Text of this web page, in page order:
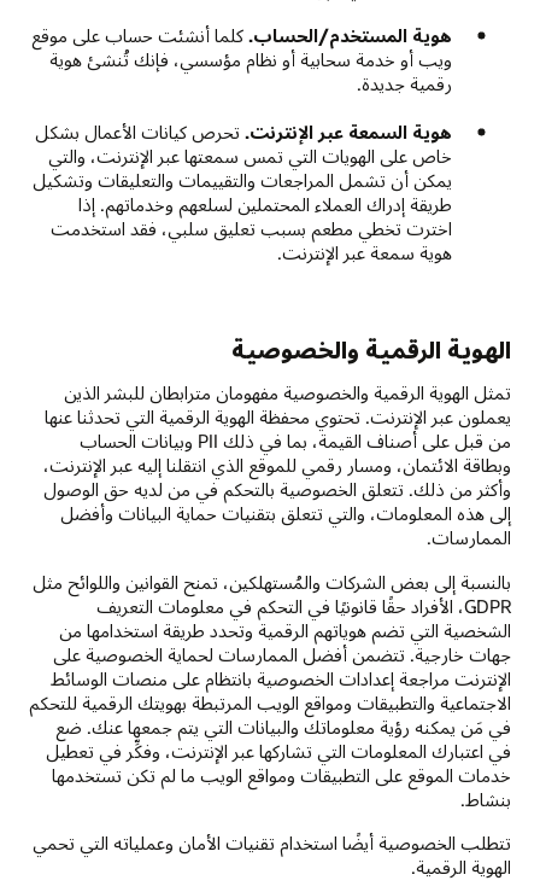
هوية المستخدم/الحساب. كلما أنشئت حساب على موقع
ويب أو خدمة سحابية أو نظام مؤسسي، فإنك تُنشئ هوية
رقمية جديدة.
هوية السمعة عبر الإنترنت. تحرص كيانات الأعمال بشكل
خاص على الهويات التي تمس سمعتها عبر الإنترنت، والتي
يمكن أن تشمل المراجعات والتقييمات والتعليقات وتشكيل
طريقة إدراك العملاء المحتملين لسلعهم وخدماتهم. إذا
اخترت تخطي مطعم بسبب تعليق سلبي، فقد استخدمت
هوية سمعة عبر الإنترنت.
الهوية الرقمية والخصوصية
تمثل الهوية الرقمية والخصوصية مفهومان مترابطان للبشر الذين
يعملون عبر الإنترنت. تحتوي محفظة الهوية الرقمية التي تحدثنا عنها
من قبل على أصناف القيمة، بما في ذلك PII وبيانات الحساب
وبطاقة الائتمان، ومسار رقمي للموقع الذي انتقلنا إليه عبر الإنترنت،
وأكثر من ذلك. تتعلق الخصوصية بالتحكم في من لديه حق الوصول
إلى هذه المعلومات، والتي تتعلق بتقنيات حماية البيانات وأفضل
الممارسات.
بالنسبة إلى بعض الشركات والمُستهلكين، تمنح القوانين واللوائح مثل
GDPR، الأفراد حقًا قانونيًا في التحكم في معلومات التعريف
الشخصية التي تضم هوياتهم الرقمية وتحدد طريقة استخدامها من
جهات خارجية. تتضمن أفضل الممارسات لحماية الخصوصية على
الإنترنت مراجعة إعدادات الخصوصية بانتظام على منصات الوسائط
الاجتماعية والتطبيقات ومواقع الويب المرتبطة بهويتك الرقمية للتحكم
في مَن يمكنه رؤية معلوماتك والبيانات التي يتم جمعها عنك. ضع
في اعتبارك المعلومات التي تشاركها عبر الإنترنت، وفكِّر في تعطيل
خدمات الموقع على التطبيقات ومواقع الويب ما لم تكن تستخدمها
بنشاط.
تتطلب الخصوصية أيضًا استخدام تقنيات الأمان وعملياته التي تحمي
الهوية الرقمية.